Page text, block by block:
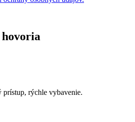
hovoria
rýchle vybavenie.